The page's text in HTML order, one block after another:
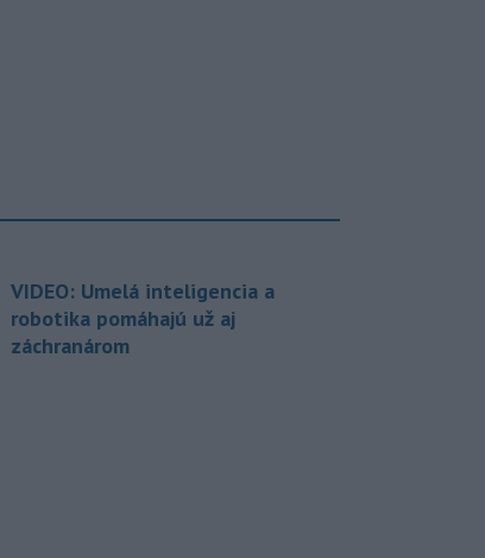
VIDEO: Umelá inteligencia a
robotika pomáhajú už aj
záchranárom